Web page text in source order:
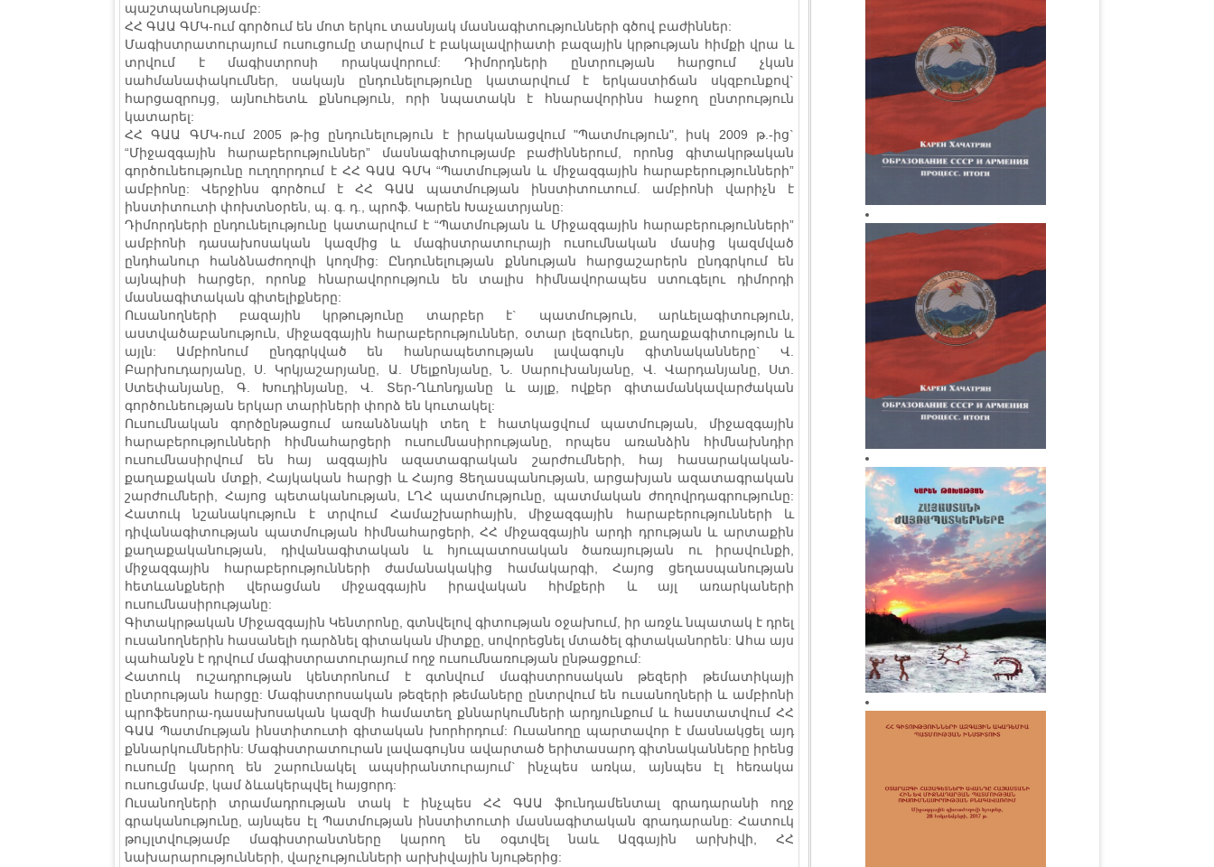
պաշտպանությամբ:
ՀՀ ԳԱԱ ԳՄԿ-ում գործում են մոտ երկու տասնյակ մասնագիտությունների գծով բաժիններ:
Մագիստրատուրայում ուսուցումը տարվում է բակալավրիատի բազային կրթության հիմքի վրա և
տրվում է մագիստրոսի որակավորում: Դիմորդների ընտրության հարցում չկան
սահմանափակումներ, սակայն ընդունելությունը կատարվում է երկաստիճան սկզբունքով`
հարցազրույց, այնուհետև քննություն, որի նպատակն է հնարավորինս հաջող ընտրություն
կատարել:
ՀՀ ԳԱԱ ԳՄԿ-ում 2005 թ-ից ընդունելություն է իրականացվում "Պատմություն", իսկ 2009 թ.-ից`
“Միջազգային հարաբերություններ” մասնագիտությամբ բաժիններում, որոնց գիտակրթական
գործունեությունը ուղղորդում է ՀՀ ԳԱԱ ԳՄԿ “Պատմության և միջազգային հարաբերությունների”
ամբիոնը: Վերջինս գործում է ՀՀ ԳԱԱ պատմության ինստիտուտում. ամբիոնի վարիչն է
ինստիտուտի փոխտնօրեն, պ. գ. դ., պրոֆ. Կարեն Խաչատրյանը:
Դիմորդների ընդունելությունը կատարվում է “Պատմության և Միջազգային հարաբերությունների”
ամբիոնի դասախոսական կազմից և մագիստրատուրայի ուսումնական մասից կազմված
ընդհանուր հանձնաժողովի կողմից: Ընդունելության քննության հարցաշարերն ընդգրկում են
այնպիսի հարցեր, որոնք հնարավորություն են տալիս հիմնավորապես ստուգելու դիմորդի
մասնագիտական գիտելիքները:
Ուսանողների բազային կրթությունը տարբեր է` պատմություն, արևելագիտություն,
աստվածաբանություն, միջազգային հարաբերություններ, օտար լեզուներ, քաղաքագիտություն և
այլն: Ամբիոնում ընդգրկված են հանրապետության լավագույն գիտնականները` Վ.
Բարխուդարյանը, Ս. Կրկյաշարյանը, Ա. Մելքոնյանը, Ն. Սարուխանյանը, Վ. Վարդանյանը, Ստ.
Ստեփանյանը, Գ. Խուդինյանը, Վ. Տեր-Ղևոնդյանը և այլք, ովքեր գիտամանկավարժական
գործունեության երկար տարիների փորձ են կուտակել:
Ուսումնական գործընթացում առանձնակի տեղ է հատկացվում պատմության, միջազգային
հարաբերությունների հիմնահարցերի ուսումնասիրությանը, որպես առանձին հիմնախնդիր
ուսումնասիրվում են հայ ազգային ազատագրական շարժումների, հայ հասարակական-
քաղաքական մտքի, Հայկական հարցի և Հայոց Ցեղասպանության, արցախյան ազատագրական
շարժումների, Հայոց պետականության, ԼՂՀ պատմությունը, պատմական ժողովրդագրությունը:
Հատուկ նշանակություն է տրվում Համաշխարհային, միջազգային հարաբերությունների և
դիվանագիտության պատմության հիմնահարցերի, ՀՀ միջազգային արդի դրության և արտաքին
քաղաքականության, դիվանագիտական և հյուպատոսական ծառայության ու իրավունքի,
միջազգային հարաբերությունների ժամանակակից համակարգի, Հայոց ցեղասպանության
հետևանքների վերացման միջազգային իրավական հիմքերի և այլ առարկաների
ուսումնասիրությանը:
Գիտակրթական Միջազգային Կենտրոնը, գտնվելով գիտության օջախում, իր առջև նպատակ է դրել
ուսանողներին հասանելի դարձնել գիտական միտքը, սովորեցնել մտածել գիտականորեն: Ահա այս
պահանջն է դրվում մագիստրատուրայում ողջ ուսումնառության ընթացքում:
Հատուկ ուշադրության կենտրոնում է գտնվում մագիստրոսական թեզերի թեմատիկայի
ընտրության հարցը: Մագիստրոսական թեզերի թեմաները ընտրվում են ուսանողների և ամբիոնի
պրոֆեսորա-դասախոսական կազմի համատեղ քննարկումների արդյունքում և հաստատվում ՀՀ
ԳԱԱ Պատմության ինստիտուտի գիտական խորհրդում: Ուսանողը պարտավոր է մասնակցել այդ
քննարկումներին: Մագիստրատուրան լավագույնս ավարտած երիտասարդ գիտնականները իրենց
ուսումը կարող են շարունակել ապսիրանտուրայում` ինչպես առկա, այնպես էլ հեռակա
ուսուցմամբ, կամ ձևակերպվել հայցորդ:
Ուսանողների տրամադրության տակ է ինչպես ՀՀ ԳԱԱ ֆունդամենտալ գրադարանի ողջ
գրականությունը, այնպես էլ Պատմության ինստիտուտի մասնագիտական գրադարանը: Հատուկ
թույլտվությամբ մագիստրանտները կարող են օգտվել նաև Ազգային արխիվի, ՀՀ
նախարարությունների, վարչությունների արխիվային նյութերից: